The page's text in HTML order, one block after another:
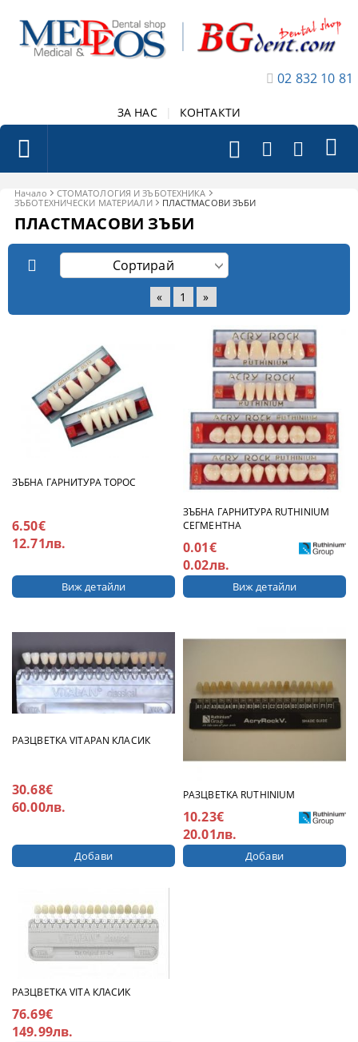
02 832 10 81
ЗА НАС КОНТАКТИ
Начало
СТОМАТОЛОГИЯ И ЗЪБОТЕХНИКА
ЗЪБОТЕХНИЧЕСКИ МАТЕРИАЛИ
ПЛАСТМАСОВИ ЗЪБИ
ПЛАСТМАСОВИ ЗЪБИ
« 1 »
ЗЪБНА ГАРНИТУРА ТОРОС
6.50€
12.71лв.
Виж детайли
ЗЪБНА ГАРНИТУРА RUTHINIUM
СЕГМЕНТНА
0.01€
0.02лв.
Виж детайли
РАЗЦВЕТКА VITAPAN КЛАСИК
30.68€
60.00лв.
РАЗЦВЕТКА RUTHINIUM
10.23€
20.01лв.
РАЗЦВЕТКА VITA КЛАСИК
76.69€
149.99лв.